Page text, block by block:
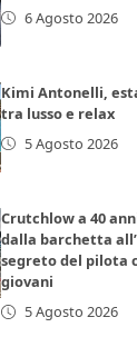
6 Agosto 2026
Kimi Antonelli,
tra lusso e relax
5 Agosto 2026
Crutchlow a 40
dalla barchetta
segreto del pilota
giovani
5 Agosto 2026